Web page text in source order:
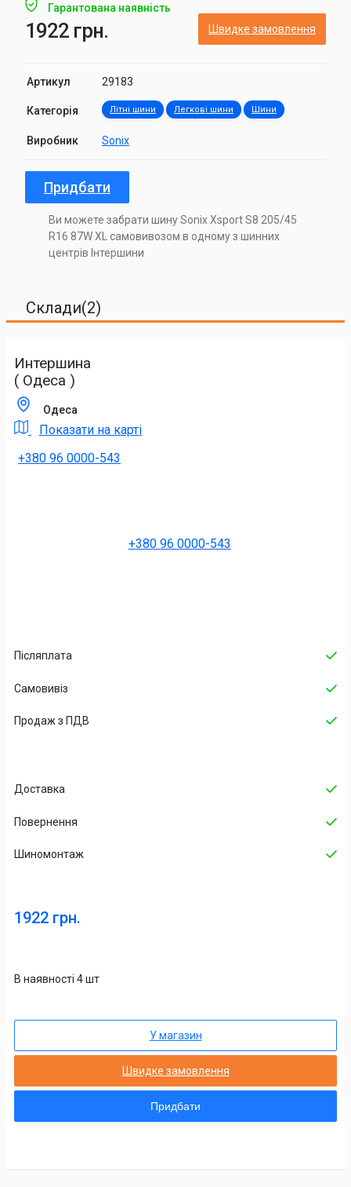
Гарантована наявність
1922 грн. Швидке замовлення
Артикул 29183
Категорія Літні шини Легкові шини Шини
Виробник Sonix
Придбати
Ви можете забрати шину Sonix Xsport S8 205/45
R16 87W XL самовивозом в одному з шинних
центрів Інтершини
Склади(2)
Интершина
( Одеса )
Одеса
Показати на карті
+380 96 0000-543
+380 96 0000-543
Післяплата
Самовивіз
Продаж з ПДВ
Доставка
Повернення
Шиномонтаж
1922 грн.
В наявності 4 шт
У магазин
Швидке замовлення
Придбати